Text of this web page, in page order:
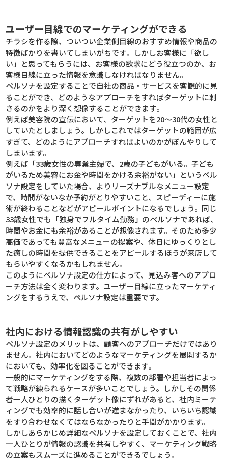
ユーザー目線でのマーケティングができる
チラシを作る際、ついつい企業側目線のおすすめ情報や商品の
特徴ばかりを書いてしまいがちです。しかしお客様に「欲し
い」と思ってもらうには、お客様の欲求にどう役立つのか、お
客様目線に立った情報を意識しなければなりません。
ペルソナを設定することで自社の商品・サービスを客観的に見
ることができ、どのようなアプローチをすればターゲットに刺
さるのかをより深く想像することができます。
例えば美容院の宣伝において、ターゲットを20～30代の女性と
していたとしましょう。しかしこれではターゲットの範囲が広
すぎて、どのようにアプローチすればよいのかがぼんやりして
しまいます。
例えば「33歳女性の専業主婦で、2歳の子どもがいる。子ども
がいるため美容にお金や時間をかける余裕がない」というペル
ソナ設定をしていた場合、よりリーズナブルなメニュー設定
で、時間がないなか予約がとりやすいこと、スピーディーに施
術が終わることなどがアピールポイントになるでしょう。同じ
33歳女性でも「独身でフルタイム勤務」のペルソナであれば、
時間やお金にも余裕があることが想像されます。そのため多少
高価であっても豊富なメニューの提案や、休日にゆっくりとし
た癒しの時間を提供できることをアピールするほうが来店して
もらいやすくなるかもしれません。
このようにペルソナ設定の仕方によって、見込み客へのアプロ
ーチ方法は全く変わります。ユーザー目線に立ったマーケティ
ングをするうえで、ペルソナ設定は重要です。
社内における情報認識の共有がしやすい
ペルソナ設定のメリットは、顧客へのアプローチだけではあり
ません。社内においてどのようなマーケティングを展開するか
においても、効率化を図ることができます。
一般的にマーケティングをする際、複数の部署や担当者によっ
て戦略が練られるケースが多いことでしょう。しかしその関係
者一人ひとりの描くターゲット像にずれがあると、社内ミーテ
ィングでも効率的に話し合いが進まなかったり、いちいち認識
をすり合わせなくてはならなかったりと手間がかかります。
しかしあらかじめ詳細なペルソナを設定しておくことで、社内
一人ひとりが情報の認識を共有しやすく、マーケティング戦略
の立案もスムーズに進めることができるでしょう。